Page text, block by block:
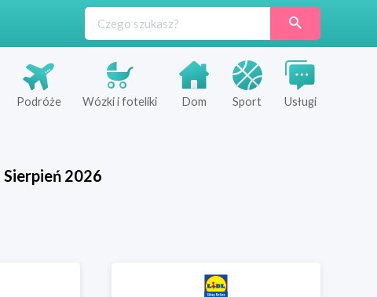
Podróże Wózki i foteliki Dom Sport Usługi
Sierpień 2026